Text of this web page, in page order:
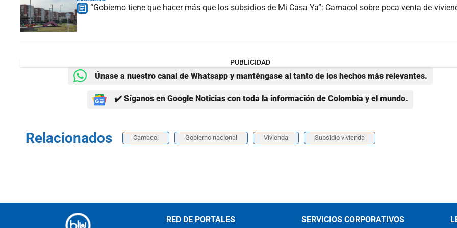
“Gobierno tiene que hacer más que los subsidios de Mi Casa Ya”: Camacol sobre poca venta de
PUBLICIDAD
Únase a nuestro canal de Whatsapp y manténgase al tanto de los hechos más relevantes.
✔️ Síganos en Google Noticias con toda la información de Colombia y el mundo.
Relacionados Camacol Gobierno nacional Vivienda Subsidio vivienda
RED DE PORTALES SERVICIOS CORPORATIVOS